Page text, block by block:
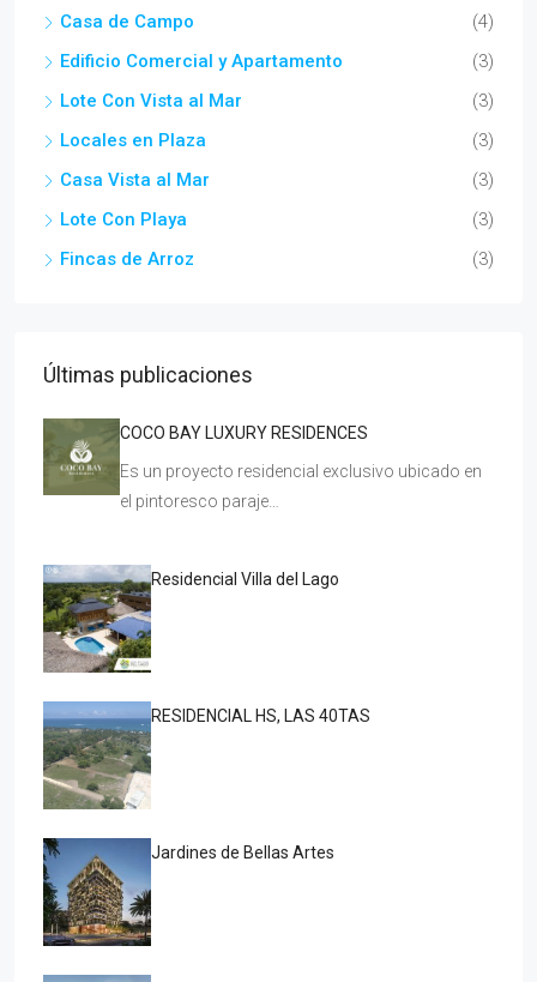
Casa de Campo
(4)
Edificio Comercial y Apartamento
(3)
Lote Con Vista al Mar
(3)
Locales en Plaza
(3)
Casa Vista al Mar
(3)
Lote Con Playa
(3)
Fincas de Arroz
(3)
Últimas publicaciones
COCO BAY LUXURY RESIDENCES
Es un proyecto residencial exclusivo ubicado en
el pintoresco paraje…
Residencial Villa del Lago
RESIDENCIAL HS, LAS 40TAS
Jardines de Bellas Artes